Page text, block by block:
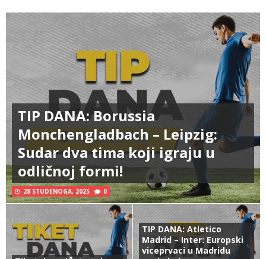
TIP DANA: Borussia
Monchengladbach – Leipzig:
Sudar dva tima koji igraju u
odličnoj formi!
28 STUDENOGA, 2025 0
TIP DANA: Atletico
Madrid – Inter: Europski
viceprvaci u Madridu